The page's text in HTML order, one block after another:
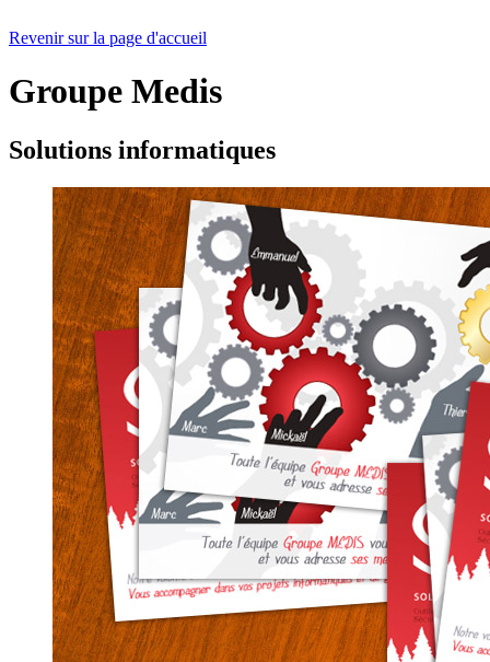
Revenir sur la page d'accueil
Groupe Medis
Solutions informatiques